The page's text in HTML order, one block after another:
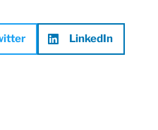
LinkedIn